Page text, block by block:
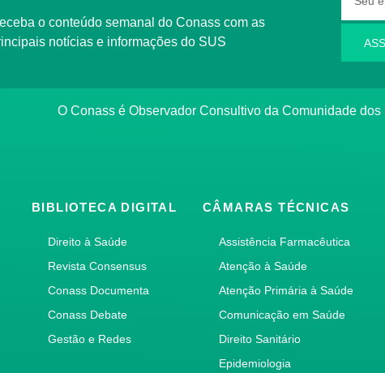
notícias e informações do SUS
O Conass é Observador Consultivo da Comunidade
BIBLIOTECA DIGITAL
Direito à Saúde
Revista Consensus
Conass Documenta
Conass Debate
Gestão e Redes
CÂMARAS TÉCNICAS
Assistência Farmacêutica
Atenção à Saúde
Atenção Primária à Saúde
Comunicação em Saúde
Direito Sanitário
Epidemiologia